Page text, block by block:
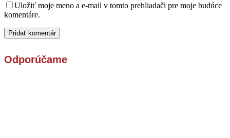
Uložiť moje meno a e-mail v tomto prehliadači pre moje budúce
komentáre.
Odporúčame